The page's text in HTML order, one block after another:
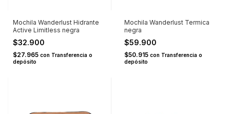
Mochila Wanderlust Hidrante
Active Limitless negra
$32.900
$27.965 con Transferencia o
depósito
Mochila Wanderlust Termica
negra
$59.900
$50.915 con Transferencia o
depósito